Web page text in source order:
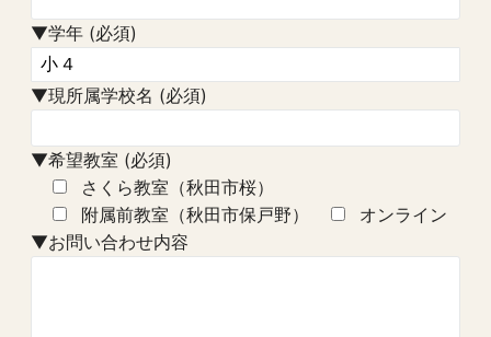
▼学年 (必須)
▼現所属学校名 (必須)
▼希望教室 (必須)
さくら教室（秋田市桜）
附属前教室（秋田市保戸野）
オンライン
▼お問い合わせ内容